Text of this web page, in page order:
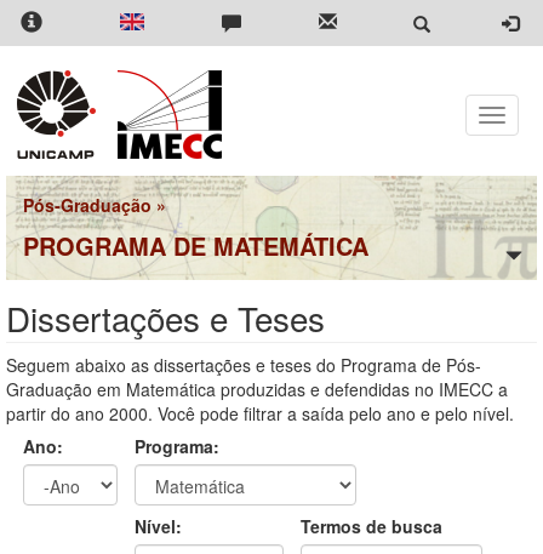
Pular
para
conteúdo
principal
Toggle
Pós-Graduação »
PROGRAMA DE MATEMÁTICA
Dissertações e Teses
Seguem abaixo as dissertações e teses do Programa de Pós-
Graduação em Matemática produzidas e defendidas no IMECC a
partir do ano 2000. Você pode filtrar a saída pelo ano e pelo nível.
Ano:
Programa:
Nível: Termos de busca